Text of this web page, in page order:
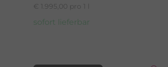
€ 1.995,00 pro 1 l
sofort lieferbar